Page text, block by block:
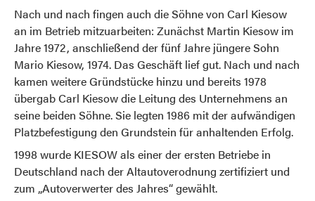
Nach und nach fingen auch die Söhne von Carl Kiesow
an im Betrieb mitzuarbeiten: Zunächst Martin Kiesow im
Jahre 1972, anschließend der fünf Jahre jüngere Sohn
Mario Kiesow, 1974. Das Geschäft lief gut. Nach und nach
kamen weitere Gründstücke hinzu und bereits 1978
übergab Carl Kiesow die Leitung des Unternehmens an
seine beiden Söhne. Sie legten 1986 mit der aufwändigen
Platzbefestigung den Grundstein für anhaltenden Erfolg.
1998 wurde KIESOW als einer der ersten Betriebe in
Deutschland nach der Altautoverodnung zertifiziert und
zum „Autoverwerter des Jahres“ gewählt.